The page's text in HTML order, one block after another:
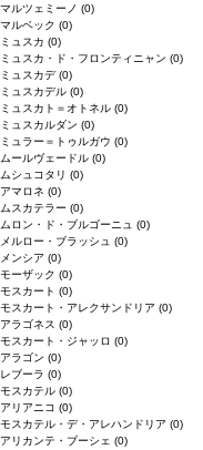
マルツェミーノ (0)
マルベック (0)
ミュスカ (0)
ミュスカ・ド・フロンティニャン (0)
ミュスカデ(0)
ミュスカデル (0)
ミュスカト＝オトネル (0)
ミュスカルダン (0)
ミュラー＝トゥルガウ (0)
ムールヴェードル (0)
ムシュコタリ (0)
アマロネ (0)
ムスカテラー (0)
ムロン・ド・ブルゴーニュ (0)
メルロー・ブラッシュ (0)
メンシア (0)
モーザック (0)
モスカート (0)
モスカート・アレクサンドリア (0)
アラゴネス (0)
モスカート・ジャッロ (0)
アラゴン (0)
レブーラ (0)
モスカテル (0)
アリアニコ (0)
モスカテル・デ・アレハンドリア (0)
アリカンテ・ブーシェ (0)